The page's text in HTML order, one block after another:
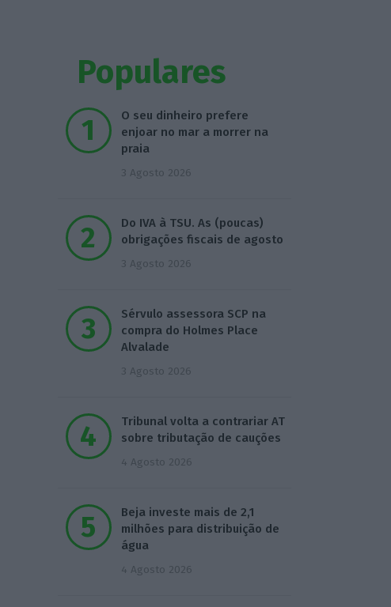
Populares
O seu dinheiro prefere
enjoar no mar a morrer na
praia
3 Agosto 2026
Do IVA à TSU. As (poucas)
obrigações fiscais de agosto
3 Agosto 2026
Sérvulo assessora SCP na
compra do Holmes Place
Alvalade
3 Agosto 2026
Tribunal volta a contrariar AT
sobre tributação de cauções
4 Agosto 2026
Beja investe mais de 2,1
milhões para distribuição de
água
4 Agosto 2026